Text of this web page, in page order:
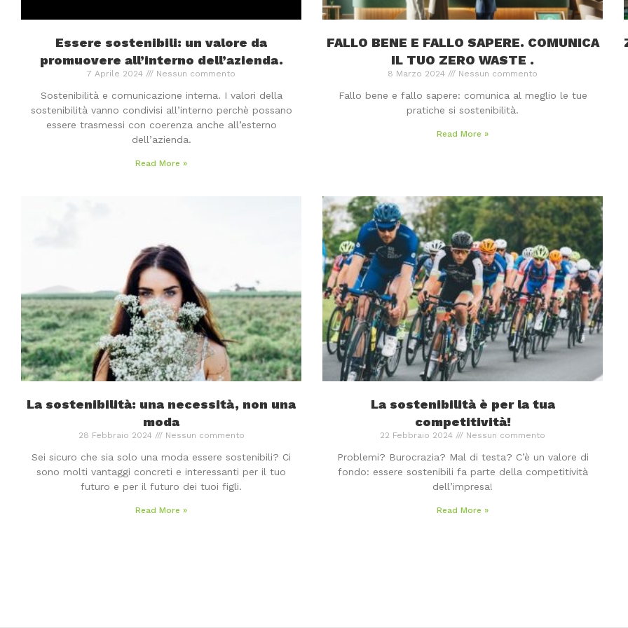
Essere sostenibili: un valore da
promuovere all’interno dell’azienda.
7 Aprile 2024 Nessun commento
Sostenibilità e comunicazione interna. I valori della
sostenibilità vanno condivisi all’interno perchè possano
essere trasmessi con coerenza anche all’esterno
dell’azienda.
Read More »
FALLO BENE E FALLO SAPERE. COMUNICA
IL TUO ZERO WASTE .
8 Marzo 2024 Nessun commento
Fallo bene e fallo sapere: comunica al meglio le tue
pratiche si sostenibilità.
Read More »
La sostenibilità: una necessità, non una
moda
28 Febbraio 2024 Nessun commento
Sei sicuro che sia solo una moda essere sostenibili? Ci
sono molti vantaggi concreti e interessanti per il tuo
futuro e per il futuro dei tuoi figli.
Read More »
La sostenibilità è per la tua
competitività!
22 Febbraio 2024 Nessun commento
Problemi? Burocrazia? Mal di testa? C’è un valore di
fondo: essere sostenibili fa parte della competitività
dell’impresa!
Read More »